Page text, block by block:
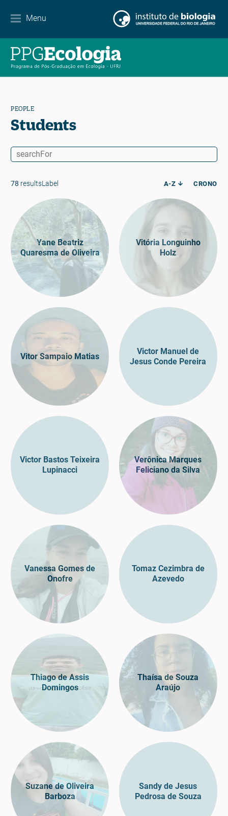
Menu
Contact
PEOPLE
Students
78 resultsLabel A-Z CRONO
Yane Beatriz
Quaresma de Oliveira
Vitória Longuinho
Holz
Vitor Sampaio Matias
Victor Manuel de
Jesus Conde Pereira
Victor Bastos Teixeira
Lupinacci
Verônica Marques
Feliciano da Silva
Vanessa Gomes de
Onofre
Tomaz Cezimbra de
Azevedo
Thiago de Assis
Domingos
Thaísa de Souza
Araújo
Suzane de Oliveira
Barboza
Sandy de Jesus
Pedrosa de Souza